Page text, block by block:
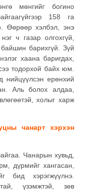
мөнгийг богино
158 га
Өөрөөр хэлбэл, энэ
ч газар олгохгүй,
барихгүй. Зүй
хаана баригдах,
тодорхой байх юм.
нийцүүлсэн ерөнхий
Аль болох алдаа,
холыг харж
чанарт хэрхэн
Чанарын хувьд,
дүрмийг хангасан,
бид хэрэгжүүлнэ.
үзэмжтэй, зөв